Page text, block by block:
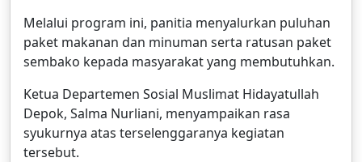
Melalui program ini, panitia menyalurkan puluhan
paket makanan dan minuman serta ratusan paket
sembako kepada masyarakat yang membutuhkan.
Ketua Departemen Sosial Muslimat Hidayatullah
Depok, Salma Nurliani, menyampaikan rasa
syukurnya atas terselenggaranya kegiatan
tersebut.